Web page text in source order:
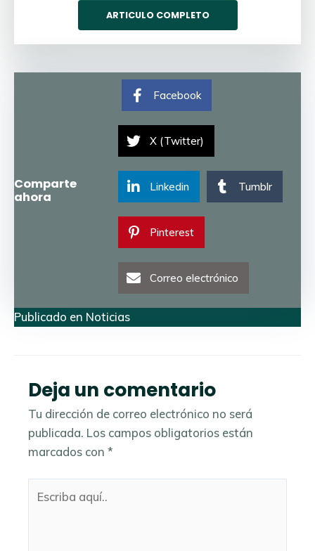
ARTICULO COMPLETO
Comparte
ahora
Facebook
X (Twitter)
Linkedin Tumblr
Pinterest
Correo electrónico
Publicado en Noticias
Deja un comentario
Tu dirección de correo electrónico no será
publicada. Los campos obligatorios están
marcados con *